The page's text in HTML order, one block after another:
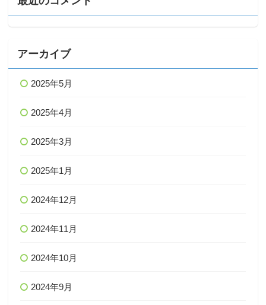
アーカイブ
2025年5月
2025年4月
2025年3月
2025年1月
2024年12月
2024年11月
2024年10月
2024年9月